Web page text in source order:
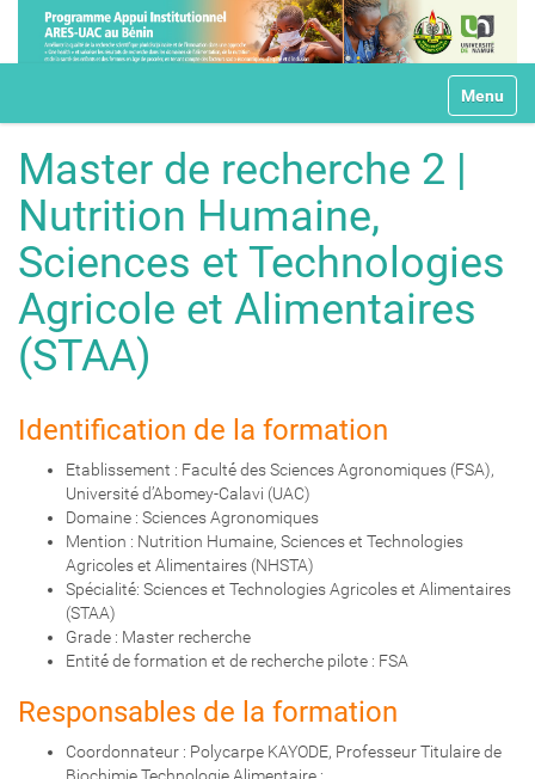
v
Toggle
Master de recherche 2 |
Nutrition Humaine,
Sciences et Technologies
Agricole et Alimentaires
(STAA)
Identification de la formation
Etablissement : Faculté́ des Sciences Agronomiques (FSA),
Université d’Abomey-Calavi (UAC)
Domaine : Sciences Agronomiques
Mention : Nutrition Humaine, Sciences et Technologies
Agricoles et Alimentaires (NHSTA)
Spécialité́: Sciences et Technologies Agricoles et Alimentaires
(STAA)
Grade : Master recherche
Entité́ de formation et de recherche pilote : FSA
Responsables de la formation
Coordonnateur : Polycarpe KAYODE, Professeur Titulaire de
Biochimie Technologie Alimentaire ;